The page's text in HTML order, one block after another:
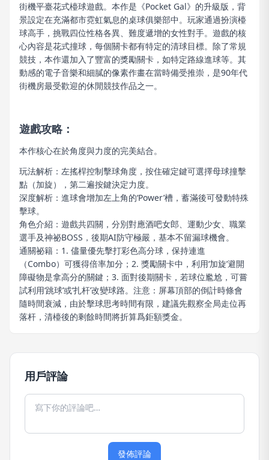
街機平臺花式檯球遊戲。本作是《Pocket Gal》的升級版，背
景設定在充滿都市霓虹氣息的桌球俱樂部中。玩家通過扮演檯
球高手，挑戰四位性格各異、難度遞增的女性對手。遊戲的核
心內容是花式撞球，每個關卡都有特定的清球目標。除了常規
競技，本作還加入了豐富的獎勵關卡，如特定路線進球等。其
動感的電子音樂和細膩的像素作畫在當時備受推崇，是90年代
街機房最受歡迎的休閒競技作品之一。
遊戲攻略：
本作核心在於角度與力度的完美結合。
玩法解析：左搖桿控制擊球角度，按住確定鍵可選擇母球撞擊
點（加旋），第二遍按鍵決定力度。
深度解析：進球會增加左上角的‘Power’槽，蓄滿後可發動特殊
擊球。
角色介紹：遊戲共四關，分別對應酒吧女郎、運動少女、職業
選手及神祕BOSS，後期AI防守極嚴，基本不留漏球機會。
通關祕籍：1. 儘量優先擊打彩色高分球，保持連進
（Combo）可獲得倍率加分；2. 獎勵關卡中，利用‘加旋’避開
障礙物是拿高分的關鍵；3. 面對後期關卡，若球位尷尬，可嘗
試利用‘跳球’或‘扎杆’改變球路。注意：屏幕頂部的倒計時條會
隨時間衰減，由於擊球思考時間有限，建議先觀察全局走位再
落杆，清檯後的剩餘時間將折算爲鉅額獎金。
用戶評論
發佈評論